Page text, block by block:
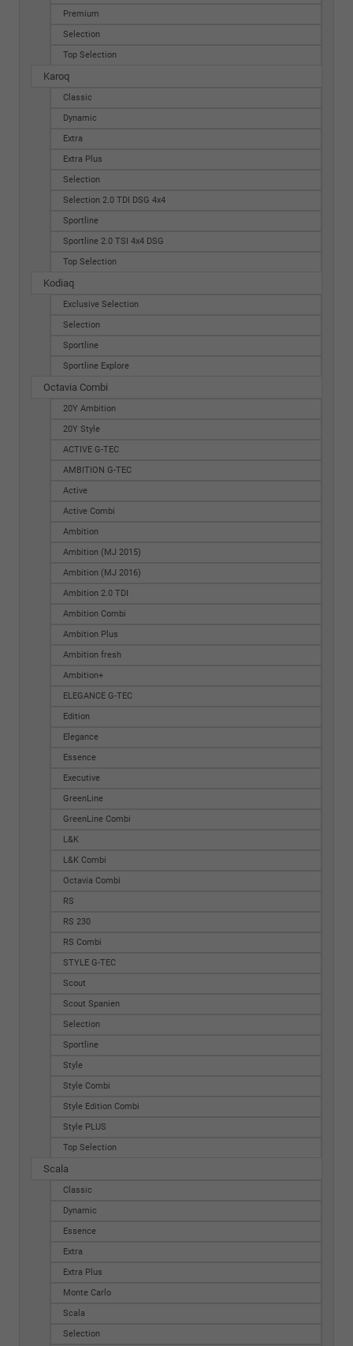
Premium
Selection
Top Selection
Karoq
Classic
Dynamic
Extra
Extra Plus
Selection
Selection 2.0 TDI DSG 4x4
Sportline
Sportline 2.0 TSI 4x4 DSG
Top Selection
Kodiaq
Exclusive Selection
Selection
Sportline
Sportline Explore
Octavia Combi
20Y Ambition
20Y Style
ACTIVE G-TEC
AMBITION G-TEC
Active
Active Combi
Ambition
Ambition (MJ 2015)
Ambition (MJ 2016)
Ambition 2.0 TDI
Ambition Combi
Ambition Plus
Ambition fresh
Ambition+
ELEGANCE G-TEC
Edition
Elegance
Essence
Executive
GreenLine
GreenLine Combi
L&K
L&K Combi
Octavia Combi
RS
RS 230
RS Combi
STYLE G-TEC
Scout
Scout Spanien
Selection
Sportline
Style
Style Combi
Style Edition Combi
Style PLUS
Top Selection
Scala
Classic
Dynamic
Essence
Extra
Extra Plus
Monte Carlo
Scala
Selection